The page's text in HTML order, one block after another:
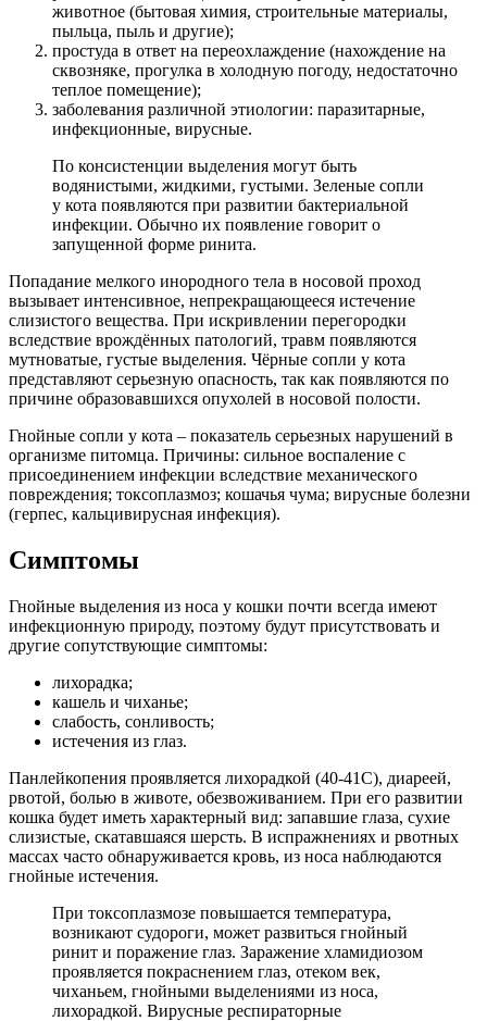
животное (бытовая химия, строительные материалы,
пыльца, пыль и другие);
простуда в ответ на переохлаждение (нахождение на
сквозняке, прогулка в холодную погоду, недостаточно
теплое помещение);
заболевания различной этиологии: паразитарные,
инфекционные, вирусные.
По консистенции выделения могут быть
водянистыми, жидкими, густыми. Зеленые сопли
у кота появляются при развитии бактериальной
инфекции. Обычно их появление говорит о
запущенной форме ринита.
Попадание мелкого инородного тела в носовой проход
вызывает интенсивное, непрекращающееся истечение
слизистого вещества. При искривлении перегородки
вследствие врождённых патологий, травм появляются
мутноватые, густые выделения. Чёрные сопли у кота
представляют серьезную опасность, так как появляются по
причине образовавшихся опухолей в носовой полости.
Гнойные сопли у кота – показатель серьезных нарушений в
организме питомца. Причины: сильное воспаление с
присоединением инфекции вследствие механического
повреждения; токсоплазмоз; кошачья чума; вирусные болезни
(герпес, кальцивирусная инфекция).
Симптомы
Гнойные выделения из носа у кошки почти всегда имеют
инфекционную природу, поэтому будут присутствовать и
другие сопутствующие симптомы:
лихорадка;
кашель и чиханье;
слабость, сонливость;
истечения из глаз.
Панлейкопения проявляется лихорадкой (40-41C), диареей,
рвотой, болью в животе, обезвоживанием. При его развитии
кошка будет иметь характерный вид: запавшие глаза, сухие
слизистые, скатавшаяся шерсть. В испражнениях и рвотных
массах часто обнаруживается кровь, из носа наблюдаются
гнойные истечения.
При токсоплазмозе повышается температура,
возникают судороги, может развиться гнойный
ринит и поражение глаз. Заражение хламидиозом
проявляется покраснением глаз, отеком век,
чиханьем, гнойными выделениями из носа,
лихорадкой. Вирусные респираторные